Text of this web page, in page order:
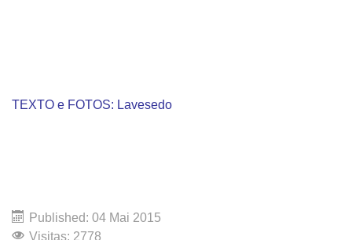
TEXTO e FOTOS: Lavesedo
Published: 04 Mai 2015
Visitas: 2778